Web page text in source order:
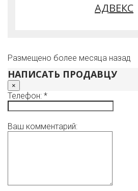
АДВЕКС
Размещено более месяца назад
НАПИСАТЬ ПРОДАВЦУ
×
Телефон: *
Ваш комментарий: